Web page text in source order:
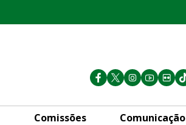
Comissões Comunicação